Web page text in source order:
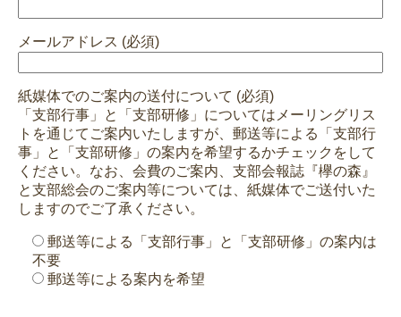
メールアドレス (必須)
紙媒体でのご案内の送付について (必須)
「支部行事」と「支部研修」についてはメーリングリス
トを通じてご案内いたしますが、郵送等による「支部行
事」と「支部研修」の案内を希望するかチェックをして
ください。なお、会費のご案内、支部会報誌『欅の森』
と支部総会のご案内等については、紙媒体でご送付いた
しますのでご了承ください。
郵送等による「支部行事」と「支部研修」の案内は
不要
郵送等による案内を希望